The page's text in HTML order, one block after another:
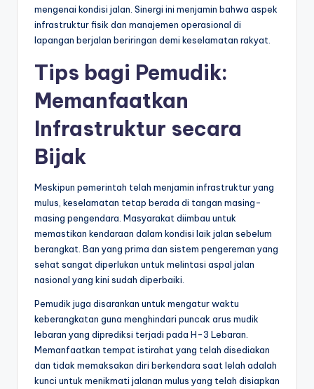
mengenai kondisi jalan. Sinergi ini menjamin bahwa aspek
infrastruktur fisik dan manajemen operasional di
lapangan berjalan beriringan demi keselamatan rakyat.
Tips bagi Pemudik:
Memanfaatkan
Infrastruktur secara
Bijak
Meskipun pemerintah telah menjamin infrastruktur yang
mulus, keselamatan tetap berada di tangan masing-
masing pengendara. Masyarakat diimbau untuk
memastikan kendaraan dalam kondisi laik jalan sebelum
berangkat. Ban yang prima dan sistem pengereman yang
sehat sangat diperlukan untuk melintasi aspal jalan
nasional yang kini sudah diperbaiki.
Pemudik juga disarankan untuk mengatur waktu
keberangkatan guna menghindari puncak arus mudik
lebaran yang diprediksi terjadi pada H-3 Lebaran.
Memanfaatkan tempat istirahat yang telah disediakan
dan tidak memaksakan diri berkendara saat lelah adalah
kunci untuk menikmati jalanan mulus yang telah disiapkan